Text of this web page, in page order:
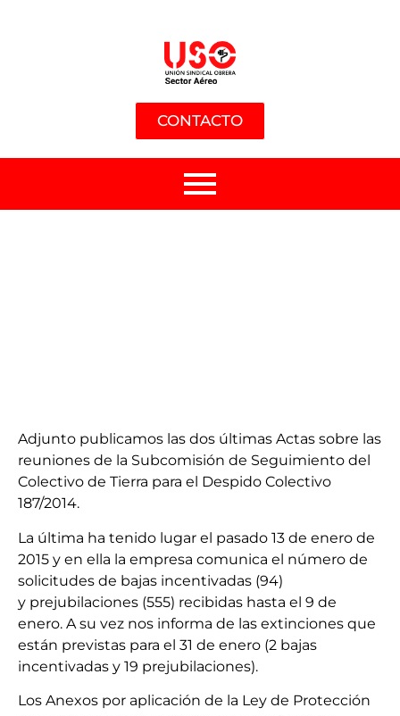
CONTACTO
Adjunto publicamos las dos últimas Actas sobre las
reuniones de la Subcomisión de Seguimiento del
Colectivo de Tierra para el Despido Colectivo
187/2014.
La última ha tenido lugar el pasado 13 de enero de
2015 y en ella la empresa comunica el número de
solicitudes de bajas incentivadas (94)
y prejubilaciones (555) recibidas hasta el 9 de
enero. A su vez nos informa de las extinciones que
están previstas para el 31 de enero (2 bajas
incentivadas y 19 prejubilaciones).
Los Anexos por aplicación de la Ley de Protección